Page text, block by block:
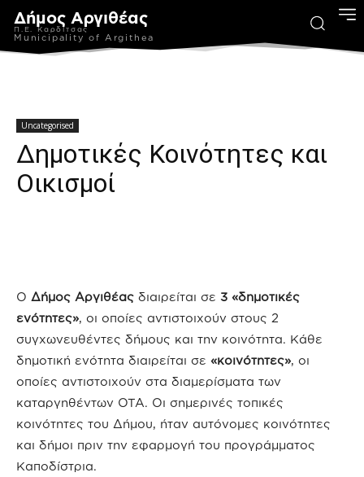
Δήμος Αργιθέας
Π.Ε. Καρδίτσας
Municipality of Argithea
Uncategorised
Δημοτικές Κοινότητες και
Οικισμοί
Ο Δήμος Αργιθέας διαιρείται σε 3 «δημοτικές
ενότητες», οι οποίες αντιστοιχούν στους 2
συγχωνευθέντες δήμους και την κοινότητα. Κάθε
δημοτική ενότητα διαιρείται σε «κοινότητες», οι
οποίες αντιστοιχούν στα διαμερίσματα των
καταργηθέντων ΟΤΑ. Οι σημερινές τοπικές
κοινότητες του Δήμου, ήταν αυτόνομες κοινότητες
και δήμοι πριν την εφαρμογή του προγράμματος
Καποδίστρια.